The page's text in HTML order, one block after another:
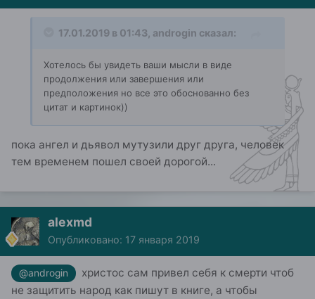
17.01.2019 в 01:43, androgin сказал:
Хотелось бы увидеть ваши мысли в виде
продолжения или завершения или
предположения но все это обоснованно без
цитат и картинок))
пока ангел и дьявол мутузили друг друга, человек
тем временем пошел своей дорогой...
alexmd
Опубликовано: 17 января 2019
@androgin
христос сам привел себя к смерти чтоб
не защитить народ как пишут в книге, а чтобы